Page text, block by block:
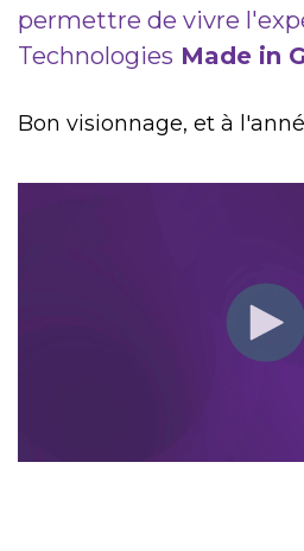
permettre de vivre
Technologies Made in
Bon visionnage, et à